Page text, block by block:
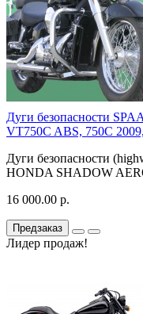
Дуги безопасности
VT750C ABS, 750C
Дуги безопасности
HONDA SHADOW
16 000.00 р.
Предзаказ
Лидер продаж!